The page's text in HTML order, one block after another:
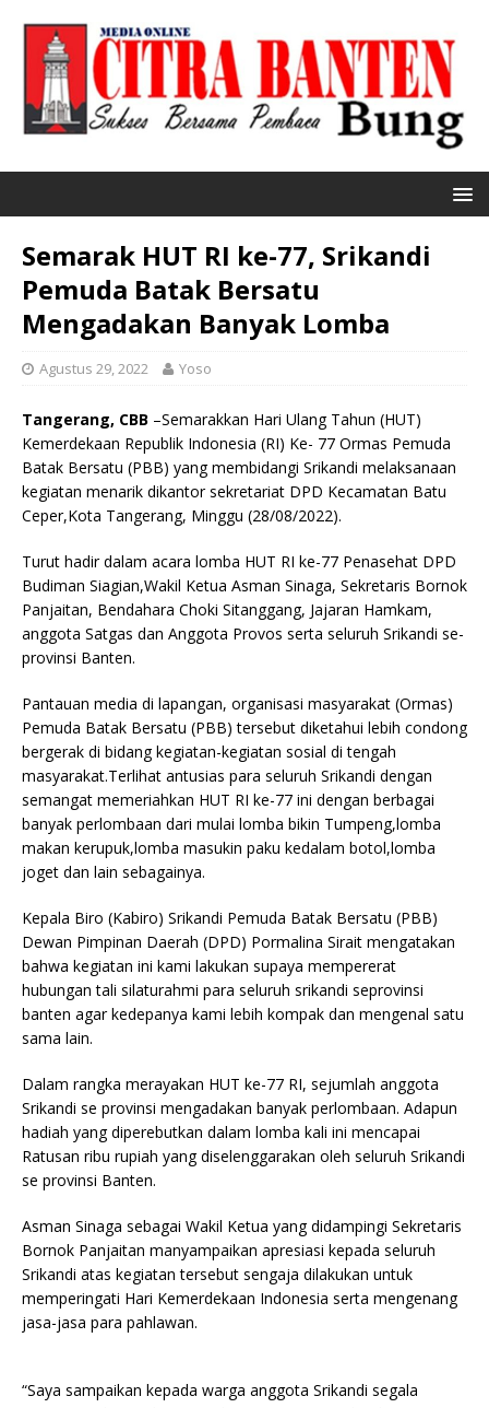
Semarak HUT RI ke-77, Srikandi
Pemuda Batak Bersatu
Mengadakan Banyak Lomba
Agustus 29, 2022 Yoso
Tangerang, CBB –Semarakkan Hari Ulang Tahun (HUT)
Kemerdekaan Republik Indonesia (RI) Ke- 77 Ormas Pemuda
Batak Bersatu (PBB) yang membidangi Srikandi melaksanaan
kegiatan menarik dikantor sekretariat DPD Kecamatan Batu
Ceper,Kota Tangerang, Minggu (28/08/2022).
Turut hadir dalam acara lomba HUT RI ke-77 Penasehat DPD
Budiman Siagian,Wakil Ketua Asman Sinaga, Sekretaris Bornok
Panjaitan, Bendahara Choki Sitanggang, Jajaran Hamkam,
anggota Satgas dan Anggota Provos serta seluruh Srikandi se-
provinsi Banten.
Pantauan media di lapangan, organisasi masyarakat (Ormas)
Pemuda Batak Bersatu (PBB) tersebut diketahui lebih condong
bergerak di bidang kegiatan-kegiatan sosial di tengah
masyarakat.Terlihat antusias para seluruh Srikandi dengan
semangat memeriahkan HUT RI ke-77 ini dengan berbagai
banyak perlombaan dari mulai lomba bikin Tumpeng,lomba
makan kerupuk,lomba masukin paku kedalam botol,lomba
joget dan lain sebagainya.
Kepala Biro (Kabiro) Srikandi Pemuda Batak Bersatu (PBB)
Dewan Pimpinan Daerah (DPD) Pormalina Sirait mengatakan
bahwa kegiatan ini kami lakukan supaya mempererat
hubungan tali silaturahmi para seluruh srikandi seprovinsi
banten agar kedepanya kami lebih kompak dan mengenal satu
sama lain.
Dalam rangka merayakan HUT ke-77 RI, sejumlah anggota
Srikandi se provinsi mengadakan banyak perlombaan. Adapun
hadiah yang diperebutkan dalam lomba kali ini mencapai
Ratusan ribu rupiah yang diselenggarakan oleh seluruh Srikandi
se provinsi Banten.
Asman Sinaga sebagai Wakil Ketua yang didampingi Sekretaris
Bornok Panjaitan manyampaikan apresiasi kepada seluruh
Srikandi atas kegiatan tersebut sengaja dilakukan untuk
memperingati Hari Kemerdekaan Indonesia serta mengenang
jasa-jasa para pahlawan.
“Saya sampaikan kepada warga anggota Srikandi segala